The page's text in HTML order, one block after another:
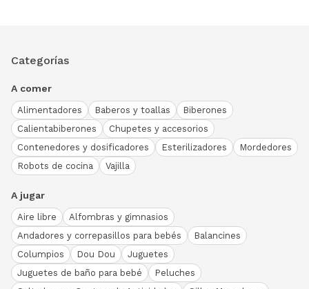
Categorías
A comer
Alimentadores Baberos y toallas
Biberones
Calientabiberones
Chupetes y accesorios
Contenedores y dosificadores
Esterilizadores
Mordedores
Robots de cocina
Vajilla
A jugar
Aire libre
Alfombras y gimnasios
Andadores y correpasillos para bebés
Balancines
Columpios
Dou Dou
Juguetes
Juguetes de baño para bebé
Peluches